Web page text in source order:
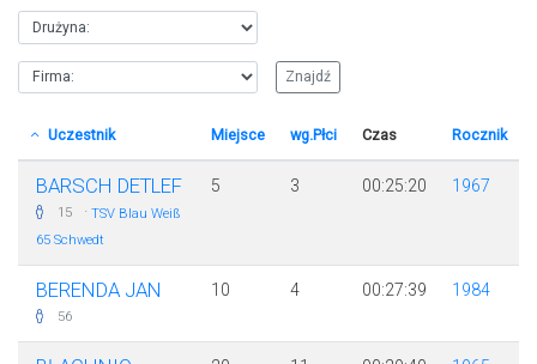
Uczestnik Miejsce wg.Płci Czas Rocznik
BARSCH DETLEF
15 · TSV Blau Weiß
65 Schwedt
5 3 00:25:20 1967
BERENDA JAN
56
10 4 00:27:39 1984